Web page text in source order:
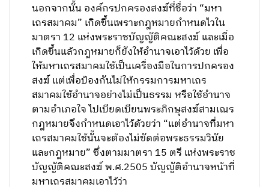
นอกจากนั้น องค์กรปกครองสงฆ์ที่ชื่อว่า “มหา
เถรสมาคม” เกิดขึ้นเพราะกฎหมายกำหนดไวใน
มาตรา 12 แห่งพระราชบัญญัติคณะสงฆ์ และเมื่อ
เกิดขึ้นแล้วกฎหมายก็ยังให้อำนาจเอาไว้ด้วย เพื่อ
ให้มหาเถรสมาคมใช้เป็นเครื่องมือในการปกครอง
สงฆ์ แต่เพื่อป้องกันไม่ให้กรรมการมหาเถร
สมาคมใช้อำนาจอย่างไม่เป็นธรรม หรือใช้อำนาจ
ตามอำเภอใจ ไปเบียดเบียนพระภิกษุสงฆ์สามเณร
กฎหมายจึงกำหนดเอาไว้ด้วยว่า “แต่อำนาจที่มหา
เถรสมาคมใช้นั้นจะต้องไม่ขัดต่อพระธรรมวินัย
และกฎหมาย” ซึ่งตามมาตรา 15 ตรี แห่งพระราช
บัญญัติคณะสงฆ์ พ.ศ.2505 บัญญัติอำนาจหน้าที่
มหาเถรสมาคมเอาไว้ว่า